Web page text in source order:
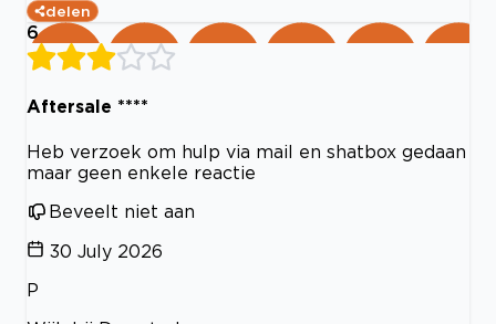
delen
6
Aftersale ****
Heb verzoek om hulp via mail en shatbox gedaan
maar geen enkele reactie
Beveelt niet aan
30 July 2026
P